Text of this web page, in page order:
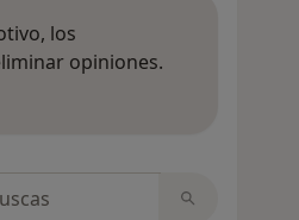
los
opiniones.